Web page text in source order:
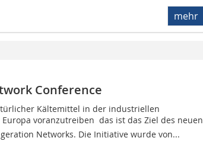
mehr
Conference
Kältemittel in der industriellen
voranzutreiben  das ist das Ziel des neuen
Networks. Die Initiative wurde von...